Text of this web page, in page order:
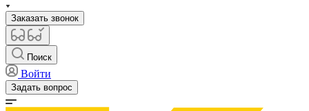
Заказать звонок
Поиск
Войти
Задать вопрос